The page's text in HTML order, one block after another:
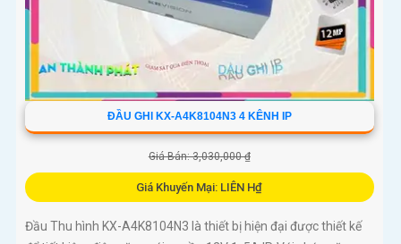
ĐẦU GHI KX-A4K8104N3 4 KÊNH IP
Giá Bán: 3,030,000 ₫
Giá Khuyến Mại: LIÊN H₫
Đầu Thu hình KX-A4K8104N3 là thiết bị hiện đại được thiết kế